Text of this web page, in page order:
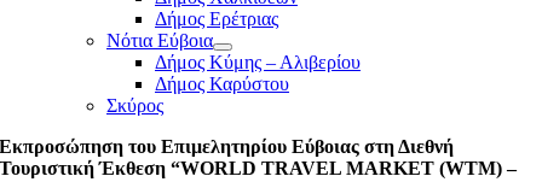
Δήμος Ερέτριας
Νότια Εύβοια
Δήμος Κύμης – Αλιβερίου
Δήμος Καρύστου
Σκύρος
Εκπροσώπηση του Επιμελητηρίου Εύβοιας στη Διεθνή
Τουριστική Έκθεση “WORLD TRAVEL MARKET (WTM) –